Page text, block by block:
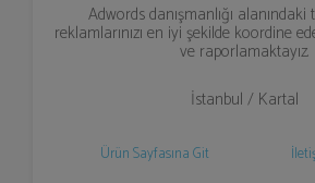
Adwords danışmanlığı
reklamlarınızı en iyi şekilde koordine
ve raporlamaktayız.
İstanbul / Kartal
Ürün Sayfasına Git